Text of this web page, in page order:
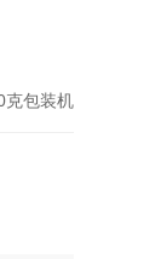
克包装机